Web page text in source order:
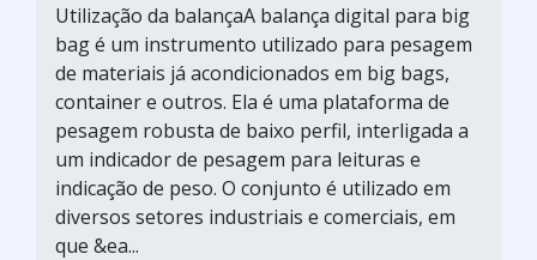
Utilização da balançaA balança digital para big
bag é um instrumento utilizado para pesagem
de materiais já acondicionados em big bags,
container e outros. Ela é uma plataforma de
pesagem robusta de baixo perfil, interligada a
um indicador de pesagem para leituras e
indicação de peso. O conjunto é utilizado em
diversos setores industriais e comerciais, em
que &ea...